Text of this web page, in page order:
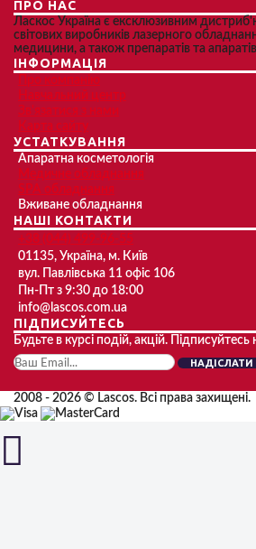
ПРО НАС
Ласкос Україна є ексклюзивним
світових виробників лазерного
медицини, а також препаратів та
ІНФОРМАЦІЯ
Про компанію
Навчальний центр
Зв'язатися з нами
Карта сайту
УСТАТКУВАННЯ
Апаратна косметологія
Медичне обладнання
SPA обладнання
Вживане обладнання
НАШІ КОНТАКТИ
+38 (044) 499-96-55
01135, Україна, м. Київ
вул. Павлівська 11 офіс 106
Пн-Пт з 9:30 до 18:00
info@lascos.com.ua
ПІДПИСУЙТЕСЬ
Будьте в курсі подій, акцій.
НАДІСЛАТИ
2008 - 2026 © Lascos. Всі права захищені.